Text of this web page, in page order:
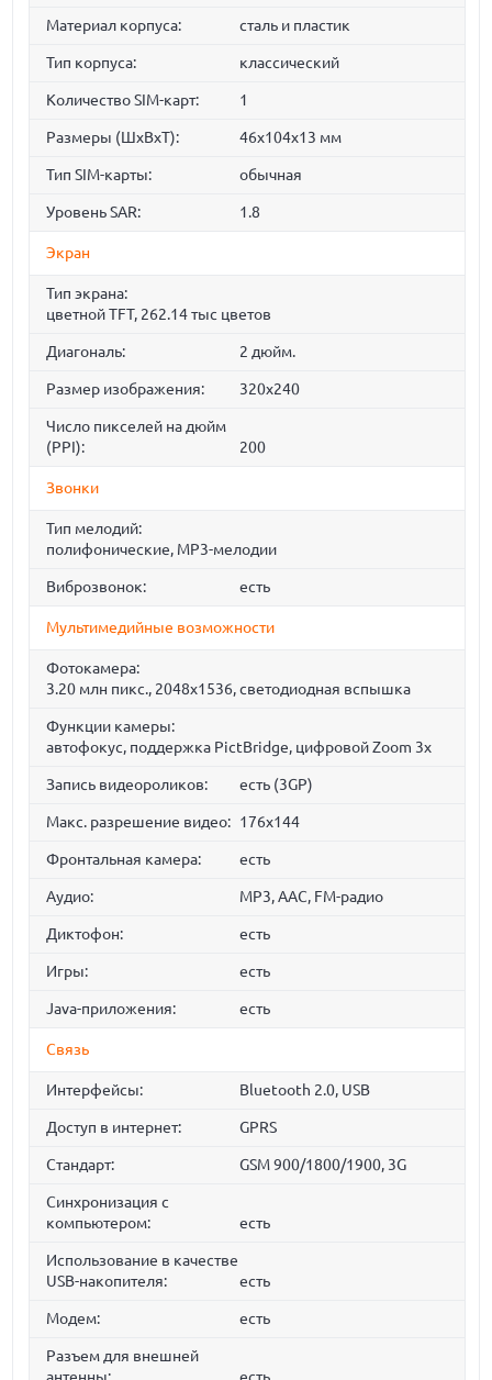
Материал корпуса: сталь и пластик
Тип корпуса: классический
Количество SIM-карт: 1
Размеры (ШxВxТ): 46x104x13 мм
Тип SIM-карты: обычная
Уровень SAR: 1.8
Экран
Тип экрана:
цветной TFT, 262.14 тыс цветов
Диагональ: 2 дюйм.
Размер изображения: 320x240
Число пикселей на дюйм
(PPI):
200
Звонки
Тип мелодий:
полифонические, MP3-мелодии
Виброзвонок: есть
Мультимедийные возможности
Фотокамера:
3.20 млн пикс., 2048x1536, светодиодная вспышка
Функции камеры:
автофокус, поддержка PictBridge, цифровой Zoom 3x
Запись видеороликов: есть (3GP)
Макс. разрешение видео: 176x144
Фронтальная камера: есть
Аудио: MP3, AAC, FM-радио
Диктофон: есть
Игры: есть
Java-приложения: есть
Связь
Интерфейсы: Bluetooth 2.0, USB
Доступ в интернет: GPRS
Стандарт: GSM 900/1800/1900, 3G
Синхронизация с
компьютером:
есть
Использование в качестве
USB-накопителя:
есть
Модем: есть
Разъем для внешней